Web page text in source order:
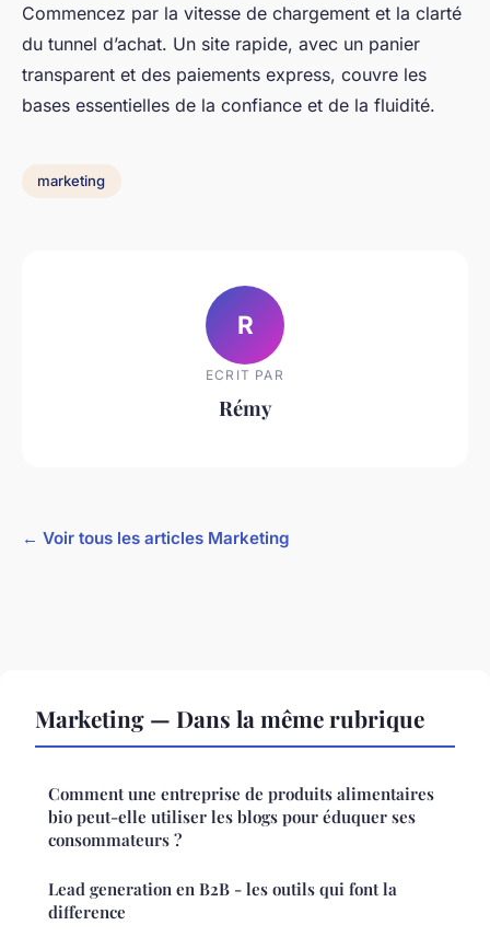
Commencez par la vitesse de chargement et la clarté
du tunnel d’achat. Un site rapide, avec un panier
transparent et des paiements express, couvre les
bases essentielles de la confiance et de la fluidité.
marketing
R
ECRIT PAR
Rémy
← Voir tous les articles Marketing
Marketing — Dans la même rubrique
Comment une entreprise de produits alimentaires
bio peut-elle utiliser les blogs pour éduquer ses
consommateurs ?
Lead generation en B2B - les outils qui font la
difference